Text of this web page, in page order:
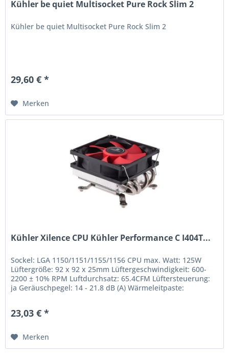
Kühler be quiet Multisocket Pure Rock Slim 2
Kühler be quiet Multisocket Pure Rock Slim 2
29,60 € *
Merken
Kühler Xilence CPU Kühler Performance C I404T...
Sockel: LGA 1150/1151/1155/1156 CPU max. Watt: 125W
Lüftergröße: 92 x 92 x 25mm Lüftergeschwindigkeit: 600-
2200 ± 10% RPM Luftdurchsatz: 65.4CFM Lüftersteuerung:
ja Geräuschpegel: 14 - 21.8 dB (A) Wärmeleitpaste:
23,03 € *
Merken